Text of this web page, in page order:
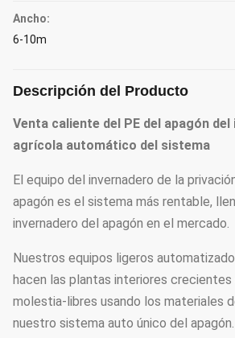
Ancho:
6-10m
Descripción del Producto
Venta caliente del PE del apagón
agrícola automático del sistema
El equipo del invernadero de la
apagón es el sistema más rentable,
invernadero del apagón en el mercado.
Nuestros equipos ligeros
hacen las plantas interiores crecientes
molestia-libres usando los materiales
nuestro sistema auto único del apagón.